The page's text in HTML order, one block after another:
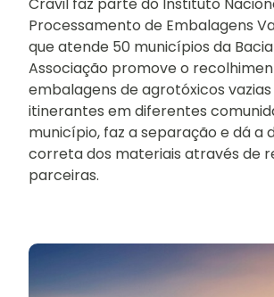
Cravil faz parte do Instituto
Processamento de Embalagens
que atende 50 municípios da
Associação promove o
embalagens de agrotóxicos
itinerantes em diferentes
município, faz a separação e dá a
correta dos materiais através de
parceiras.